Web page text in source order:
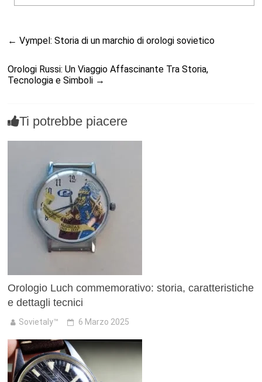
← Vympel: Storia di un marchio di orologi sovietico
Orologi Russi: Un Viaggio Affascinante Tra Storia,
Tecnologia e Simboli →
Ti potrebbe piacere
Orologio Luch commemorativo: storia, caratteristiche
e dettagli tecnici
Sovietaly™ 6 Marzo 2025